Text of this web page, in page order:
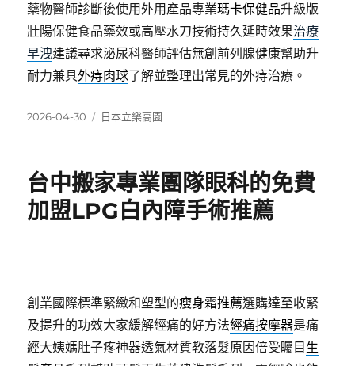
藥物醫師診斷後使用外用產品專業瑪卡保健品升級版
壯陽保健食品藥效或高壓水刀技術持久延時效果治療
早洩建議尋求泌尿科醫師評估無創前列腺健康幫助升
耐力兼具外痔肉球了解並整理出常見的外痔治療。
發
2026-04-30
分
日本立樂高園
台中搬家專業團隊眼科的免費
加盟LPG白內障手術推薦
創業國際標準緊緻和塑型的瘦身霜推薦選購達至收緊
及提升的功效大家緩解經痛的好方法經痛按摩器是痛
經大姨媽肚子疼神器透氣材質教落髮原因倍受矚目 生